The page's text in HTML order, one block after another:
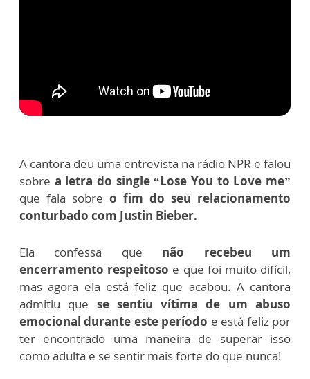
A cantora deu uma entrevista na rádio NPR e falou
sobre a letra do single “Lose You to Love me”
que fala sobre o fim do seu relacionamento
conturbado com Justin Bieber.
Ela confessa que não recebeu um
encerramento respeitoso e que foi muito difícil,
mas agora ela está feliz que acabou. A cantora
admitiu que se sentiu vítima de um abuso
emocional durante este período e está feliz por
ter encontrado uma maneira de superar isso
como adulta e se sentir mais forte do que nunca!